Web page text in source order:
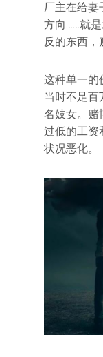
厂主在给妻
方向……就
反的东西，
这种单一的
当时不足百
名妓女。赌
过低的工资
状况恶化。